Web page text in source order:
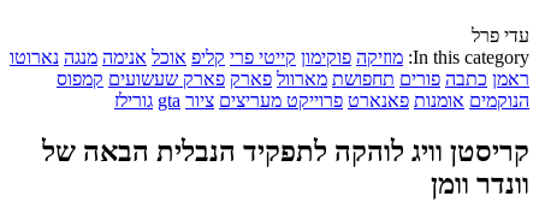
עדי פרל
In this category: מוזיקה פוקימון קייטי פרי קליפ אוכל אנימה מנגה נארוטו
ראמן כתבה פורים תחפושת מארוול פארק פארק שעשועים קמפוס
הנוקמים אומנות פאנארט פרוייקט מעריצים ציור gta גורילז
קריסטן וויג לוהקה לתפקיד הנבלית הבאה של
וונדר וומן